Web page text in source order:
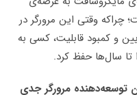
وقتی این مرورگر در
پایین و کمبود قابلیت، کسی به
تا سال‌ها حفظ کرد.
توسعه‌دهنده مرورگر جدی